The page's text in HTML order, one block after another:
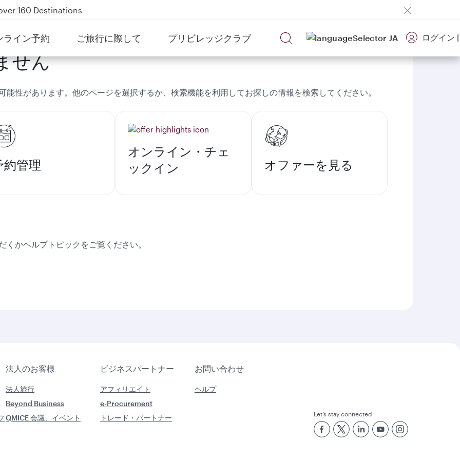
160 Destinations
Banks
to Bahrain (BAH), Erbil (EBL), and Kuwait (KWI)
ライン予約 ご旅行に際して プリビレッジクラブ JA ログイン |
せん
性があります。他のページを選択するか、検索機能を利用してお探しの情報を検索してください。
約管理
オンライン・チェ
ックイン
オファーを見る
かヘルプトピックをご覧ください。
法人のお客様 ビジネスパートナー お問い合わせ
法人旅行
Beyond Business
QMICE 会議、イベント
アフィリエイト
e-Procurement
トレード・パートナー
ヘルプ
Let’s stay connected